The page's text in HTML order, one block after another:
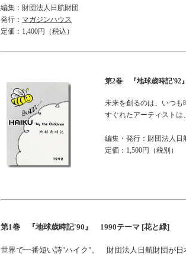
編集：財団法人日航財団
発行： マガジンハウス
定価：1,400円（税込）
第2巻 『地球歳時記'92
未来を創るのは、いつも
すぐれたアーティストは
編集・発行：財団法人日
定価：1,500円（税別）
第1巻 『地球歳時記'90』 1990テーマ [花と緑]
世界で一番短い詩"ハイク"。 財団法人日航財団が日